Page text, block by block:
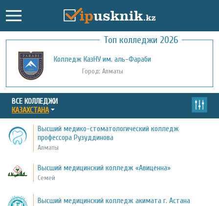
Топ колледжи 2026
Колледж КазНУ им. аль-Фараби
Город: Алматы
ВСЕ КОЛЛЕДЖИ
КАЗАХСТАНА
Высший медико-стоматологический колледж
профессора Рузуддинова
Алматы
Высший медицинский колледж «Авиценна»
Семей
Высший медицинский колледж акимата г. Астана